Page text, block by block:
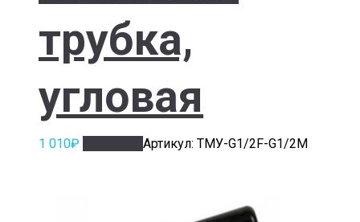
трубка,
угловая
1 010₽ Артикул: ТМУ-G1/2F-G1/2M